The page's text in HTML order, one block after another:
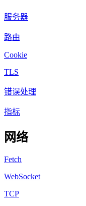
服务器
路由
Cookie
TLS
错误处理
指标
网络
Fetch
WebSocket
TCP